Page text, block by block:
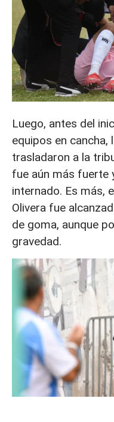
Luego, antes del
equipos en
trasladaron a la
fue aún más fuerte
internado. Es más,
Olivera fue
de goma, aunque
gravedad.